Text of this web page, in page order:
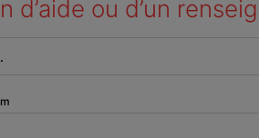
d’aide ou d’un